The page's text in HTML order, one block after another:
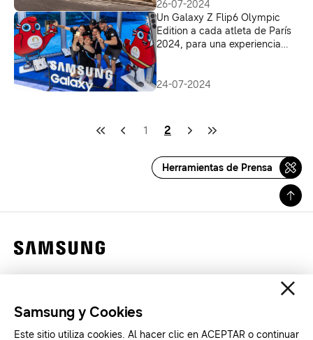
26-07-2024
Un Galaxy Z Flip6 Olympic
Edition a cada atleta de París
2024, para una experiencia
24-07-2024
1 2
Herramientas de Prensa
Legales
Samsung y Cookies
Este sitio utiliza cookies. Al hacer clic en ACEPTAR o continuar